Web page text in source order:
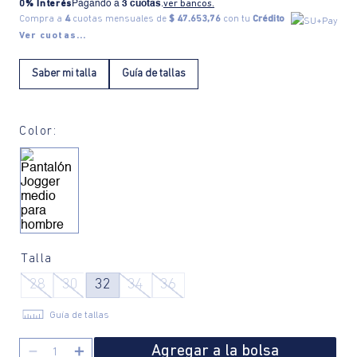
0% Interés Pagando a 3 cuotas.ver bancos.
Compra a 4cuotas mensuales de $ 47.653,76 con tu Crédito
Ver cuotas...
Saber mi talla Guía de tallas
Color:
Talla
28 30 32 34 36
Guía de tallas
＋
－ Agregar a la bolsa